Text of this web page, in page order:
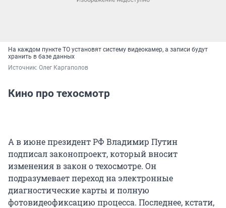
На каждом пункте ТО установят систему видеокамер, а записи будут
хранить в базе данных
Источник: Олег Каргаполов
Кино про техосмотр
А в июне президент РФ Владимир Путин
подписал законопроект, который вносит
изменения в закон о техосмотре. Он
подразумевает переход на электронные
диагностические карты и полную
фотовидеофиксацию процесса. Последнее, кстати,